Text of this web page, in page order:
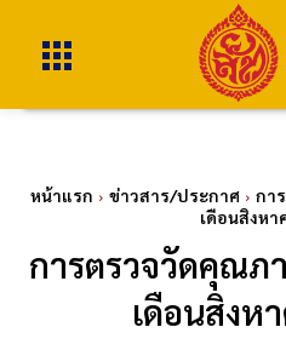
หน้าแรก ข่าวสาร/ประกาศ
กา
เดือนสิงหา
การตรวจวัดคุณภ
เดือนสิงห